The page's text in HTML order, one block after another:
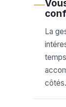
—
La
côtés.